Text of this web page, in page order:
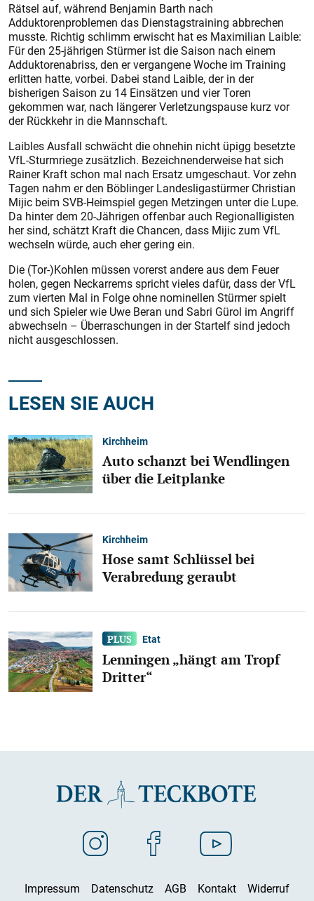
Rätsel auf, während Benjamin Barth nach
Adduktorenproblemen das Dienstagstraining abbrechen
musste. Richtig schlimm erwischt hat es Maximilian Laible:
Für den 25-jährigen Stürmer ist die Saison nach einem
Adduktorenabriss, den er vergangene Woche im Training
erlitten hatte, vorbei. Dabei stand Laible, der in der
bisherigen Saison zu 14 Einsätzen und vier Toren
gekommen war, nach längerer Verletzungspause kurz vor
der Rückkehr in die Mannschaft.
Laibles Ausfall schwächt die ohnehin nicht üpigg besetzte
VfL-Sturmriege zusätzlich. Bezeichnenderweise hat sich
Rainer Kraft schon mal nach Ersatz umgeschaut. Vor zehn
Tagen nahm er den Böblinger Landesligastürmer Christian
Mijic beim SVB-Heimspiel gegen Metzingen unter die Lupe.
Da hinter dem 20-Jährigen offenbar auch Regionalligisten
her sind, schätzt Kraft die Chancen, dass Mijic zum VfL
wechseln würde, auch eher gering ein.
Die (Tor-)Kohlen müssen vorerst andere aus dem Feuer
holen, gegen Neckarrems spricht vieles dafür, dass der VfL
zum vierten Mal in Folge ohne nominellen Stürmer spielt
und sich Spieler wie Uwe Beran und Sabri Gürol im Angriff
abwechseln – Überraschungen in der Startelf sind jedoch
nicht ausgeschlossen.
LESEN SIE AUCH
Kirchheim
Auto schanzt bei Wendlingen
über die Leitplanke
Kirchheim
Hose samt Schlüssel bei
Verabredung geraubt
Etat
Lenningen „hängt am Tropf
Dritter“
Impressum Datenschutz AGB Kontakt
Widerruf